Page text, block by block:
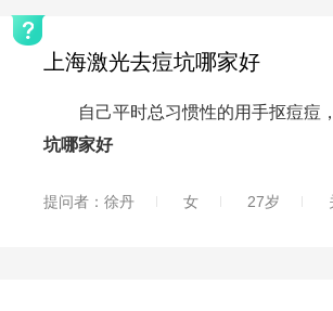
上海激光去痘坑哪家好
自己平时总习惯性的用手抠痘痘，
坑哪家好
提问者：徐丹 女 27岁